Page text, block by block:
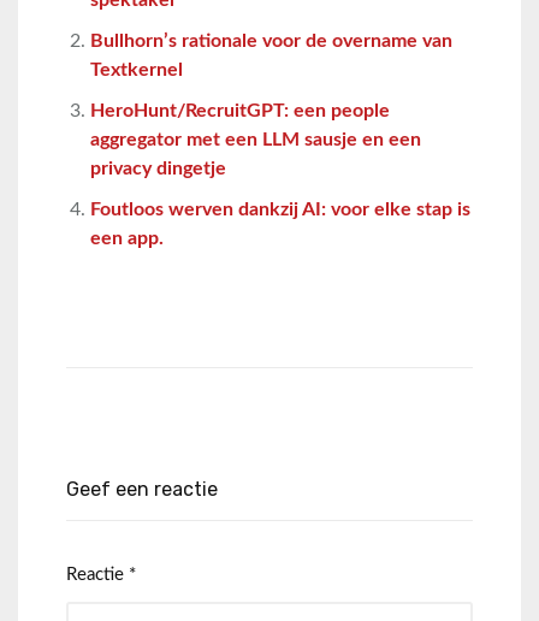
Bullhorn’s rationale voor de overname van
Textkernel
HeroHunt/RecruitGPT: een people
aggregator met een LLM sausje en een
privacy dingetje
Foutloos werven dankzij AI: voor elke stap is
een app.
Geef een reactie
Reactie *